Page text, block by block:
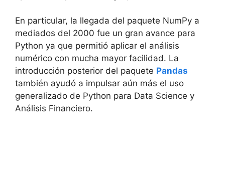
En particular, la llegada del paquete NumPy a
mediados del 2000 fue un gran avance para
Python ya que permitió aplicar el análisis
numérico con mucha mayor facilidad. La
introducción posterior del paquete Pandas
también ayudó a impulsar aún más el uso
generalizado de Python para Data Science y
Análisis Financiero.